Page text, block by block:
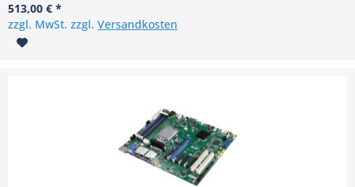
513,00 € *
zzgl. MwSt. zzgl.Versandkosten